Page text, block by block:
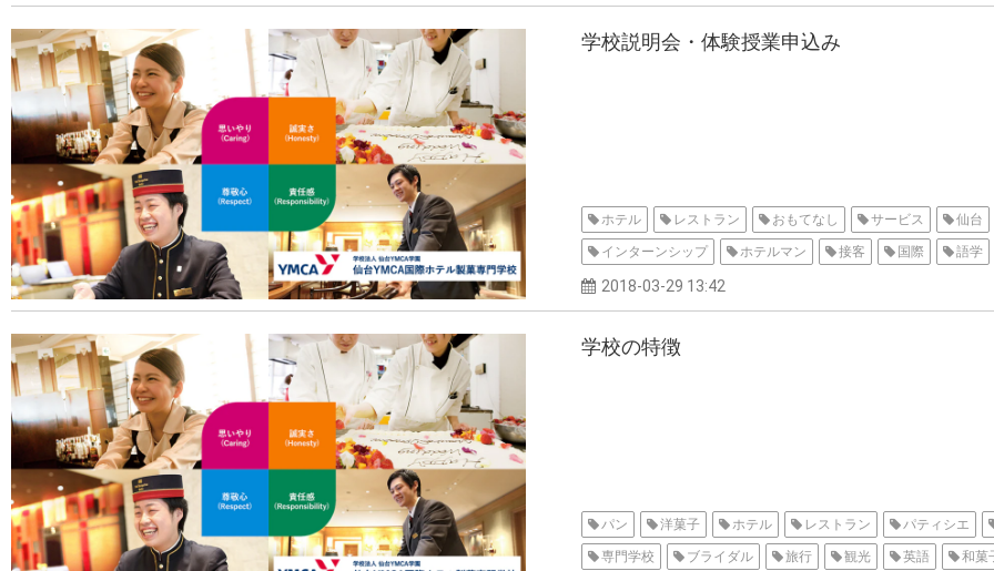
学校説明会・体験授業申込み
ホテル レストラン おもてなし サービス 仙台
インターンシップ ホテルマン 接客 国際 語学
2018-03-29 13:42
学校の特徴
パン 洋菓子 ホテル レストラン パティシエ
専門学校 ブライダル 旅行 観光 英語 和菓